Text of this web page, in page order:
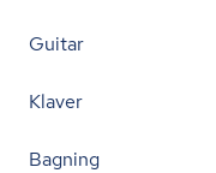
Guitar
Klaver
Bagning